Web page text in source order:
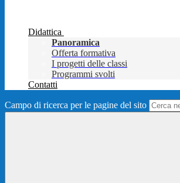
Didattica
Panoramica
Offerta formativa
I progetti delle classi
Programmi svolti
Contatti
Campo di ricerca per le pagine del sito